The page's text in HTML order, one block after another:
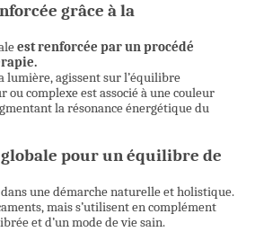
grâce à la
est renforcée par un procédé
lumière, agissent sur l’équilibre
ou complexe est associé à une couleur
la résonance énergétique du
pour un équilibre de
une démarche naturelle et holistique.
mais s’utilisent en complément
et d’un mode de vie sain.